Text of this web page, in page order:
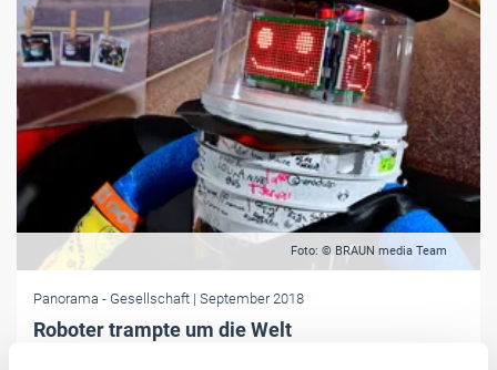
Foto: © BRAUN media Team
Panorama - Gesellschaft | September 2018
Roboter trampte um die Welt